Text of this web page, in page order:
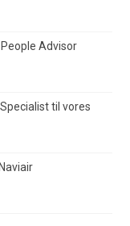
Advisor
til vores